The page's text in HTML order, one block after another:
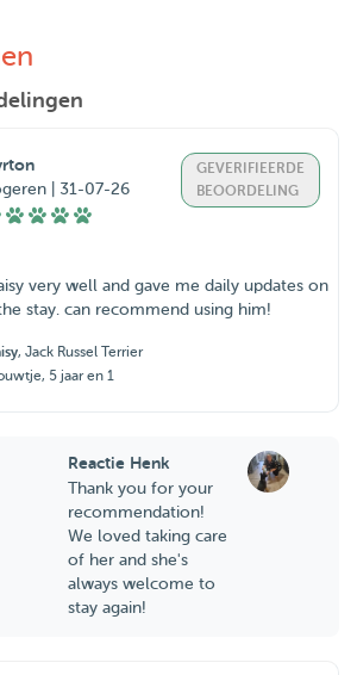
| 31-07-26
GEVERIFIEERDE
BEOORDELING
very well and gave me daily updates on
stay. can recommend using him!
, Jack Russel Terrier
5 jaar en 1
Reactie Henk
Thank you for your
recommendation!
We loved taking care
of her and she's
always welcome to
stay again!